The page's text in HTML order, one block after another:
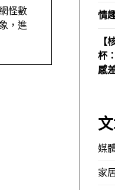
怪數
，進
情
杯
感
媒
家